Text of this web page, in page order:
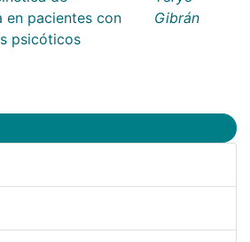
en pacientes con
psicóticos
Gibrán